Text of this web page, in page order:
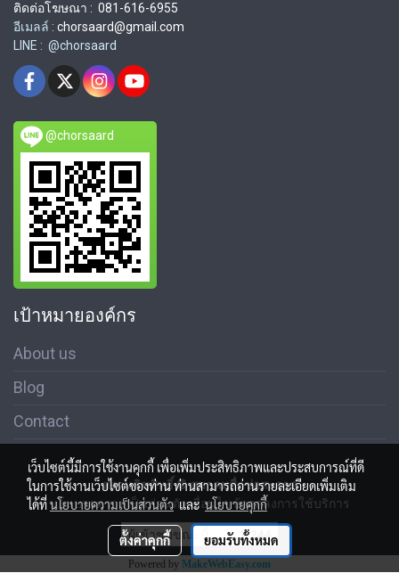
ติดต่อโฆษณา : 081-616-6955
อีเมลล์ : chorsaard@gmail.com
LINE : @chorsaard
@chorsaard
เป้าหมายองค์กร
About us
Blog
Contact
สงวนลิขสิทธิ์ © สมาคมสื่อช่อสะอาด
นโนบายความเป็นส่วนตัว เงื่อนไขข้อตกลงการใช้บริการ
ผู้เข้าชมขณะนี้ 1,244
Powered by MakeWebEasy.com
เว็บไซต์นี้มีการใช้งานคุกกี้ เพื่อเพิ่มประสิทธิภาพและประสบการณ์ที่ดี
ในการใช้งานเว็บไซต์ของท่าน ท่านสามารถอ่านรายละเอียดเพิ่มเติม
ได้ที่นโยบายความเป็นส่วนตัวและนโยบายคุกกี้
ตั้งค่าคุกกี้ ยอมรับทั้งหมด